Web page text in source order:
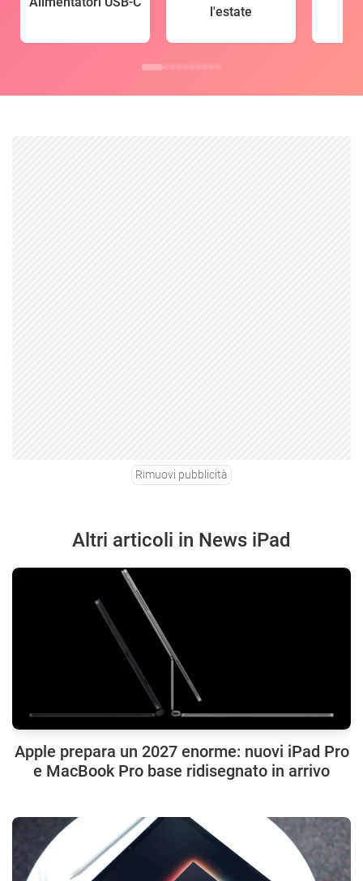
l'estate
Rimuovi pubblicità
Altri articoli in News iPad
Apple prepara un 2027 enorme: nuovi iPad Pro
e MacBook Pro base ridisegnato in arrivo